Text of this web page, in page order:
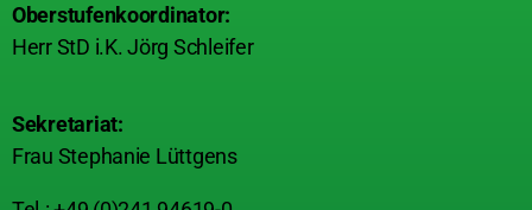
Oberstufenkoordinator:
Herr StD i.K. Jörg Schleifer
Sekretariat:
Frau Stephanie Lüttgens